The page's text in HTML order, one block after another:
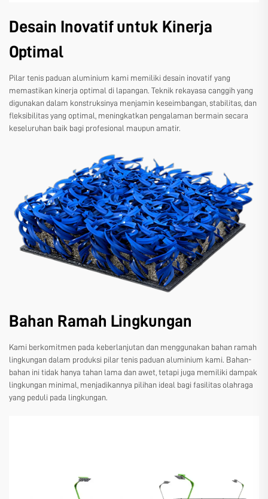
Desain Inovatif untuk Kinerja
Optimal
Pilar tenis paduan aluminium kami memiliki desain inovatif yang
memastikan kinerja optimal di lapangan. Teknik rekayasa canggih yang
digunakan dalam konstruksinya menjamin keseimbangan, stabilitas, dan
fleksibilitas yang optimal, meningkatkan pengalaman bermain secara
keseluruhan baik bagi profesional maupun amatir.
Bahan Ramah Lingkungan
Kami berkomitmen pada keberlanjutan dan menggunakan bahan ramah
lingkungan dalam produksi pilar tenis paduan aluminium kami. Bahan-
bahan ini tidak hanya tahan lama dan awet, tetapi juga memiliki dampak
lingkungan minimal, menjadikannya pilihan ideal bagi fasilitas olahraga
yang peduli pada lingkungan.